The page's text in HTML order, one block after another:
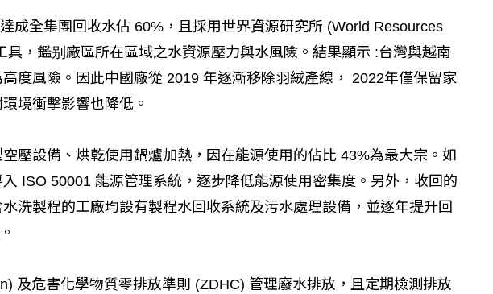
成全集團回收水佔 60%，且採用世界資源研究所 (World Resources
具，鑑别廠區所在區域之水資源壓力與水風險。結果顯示 :台灣與越南
度風險。因此中國廠從 2019 年逐漸移除羽絨產線， 2022年僅保留家
境衝擊影響也降低。
壓設備、烘乾使用鍋爐加熱，因在能源使用的佔比 43%為最大宗。如
ISO 50001 能源管理系統，逐步降低能源使用密集度。另外，收回的
洗製程的工廠均設有製程水回收系統及污水處理設備，並逐年提升回
及危害化學物質零排放準則 (ZDHC) 管理廢水排放，且定期檢測排放